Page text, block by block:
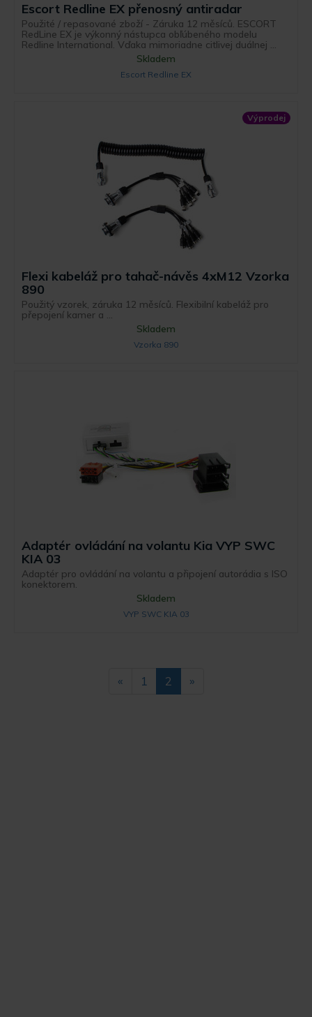
Escort Redline EX přenosný antiradar
Použité / repasované zboží - Záruka 12 měsíců. ESCORT
RedLine EX je výkonný nástupca obľúbeného modelu
Redline International. Vďaka mimoriadne citlivej duálnej ...
Skladem
Escort Redline EX
Výprodej
Flexi kabeláž pro tahač-návěs 4xM12 Vzorka
890
Použitý vzorek, záruka 12 měsíců. Flexibilní kabeláž pro
přepojení kamer a ...
Skladem
Vzorka 890
Adaptér ovládání na volantu Kia VYP SWC
KIA 03
Adaptér pro ovládání na volantu a připojení autorádia s ISO
konektorem.
Skladem
VYP SWC KIA 03
« 1 2 »